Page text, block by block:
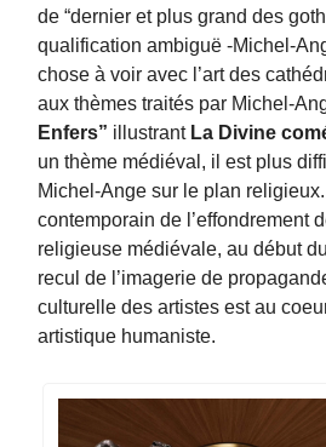
de “dernier et plus grand des
qualification ambiguë -Michel-
chose à voir avec l’art des
aux thèmes traités par Michel-
Enfers” illustrant La Divine
un thème médiéval, il est plus
Michel-Ange sur le plan
contemporain de l’effondrement
religieuse médiévale, au début
recul de l’imagerie de
culturelle des artistes est au
artistique humaniste.